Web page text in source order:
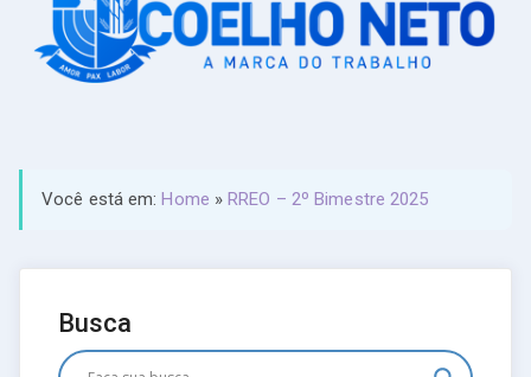
Você está em:Home »RREO – 2º Bimestre 2025
Busca